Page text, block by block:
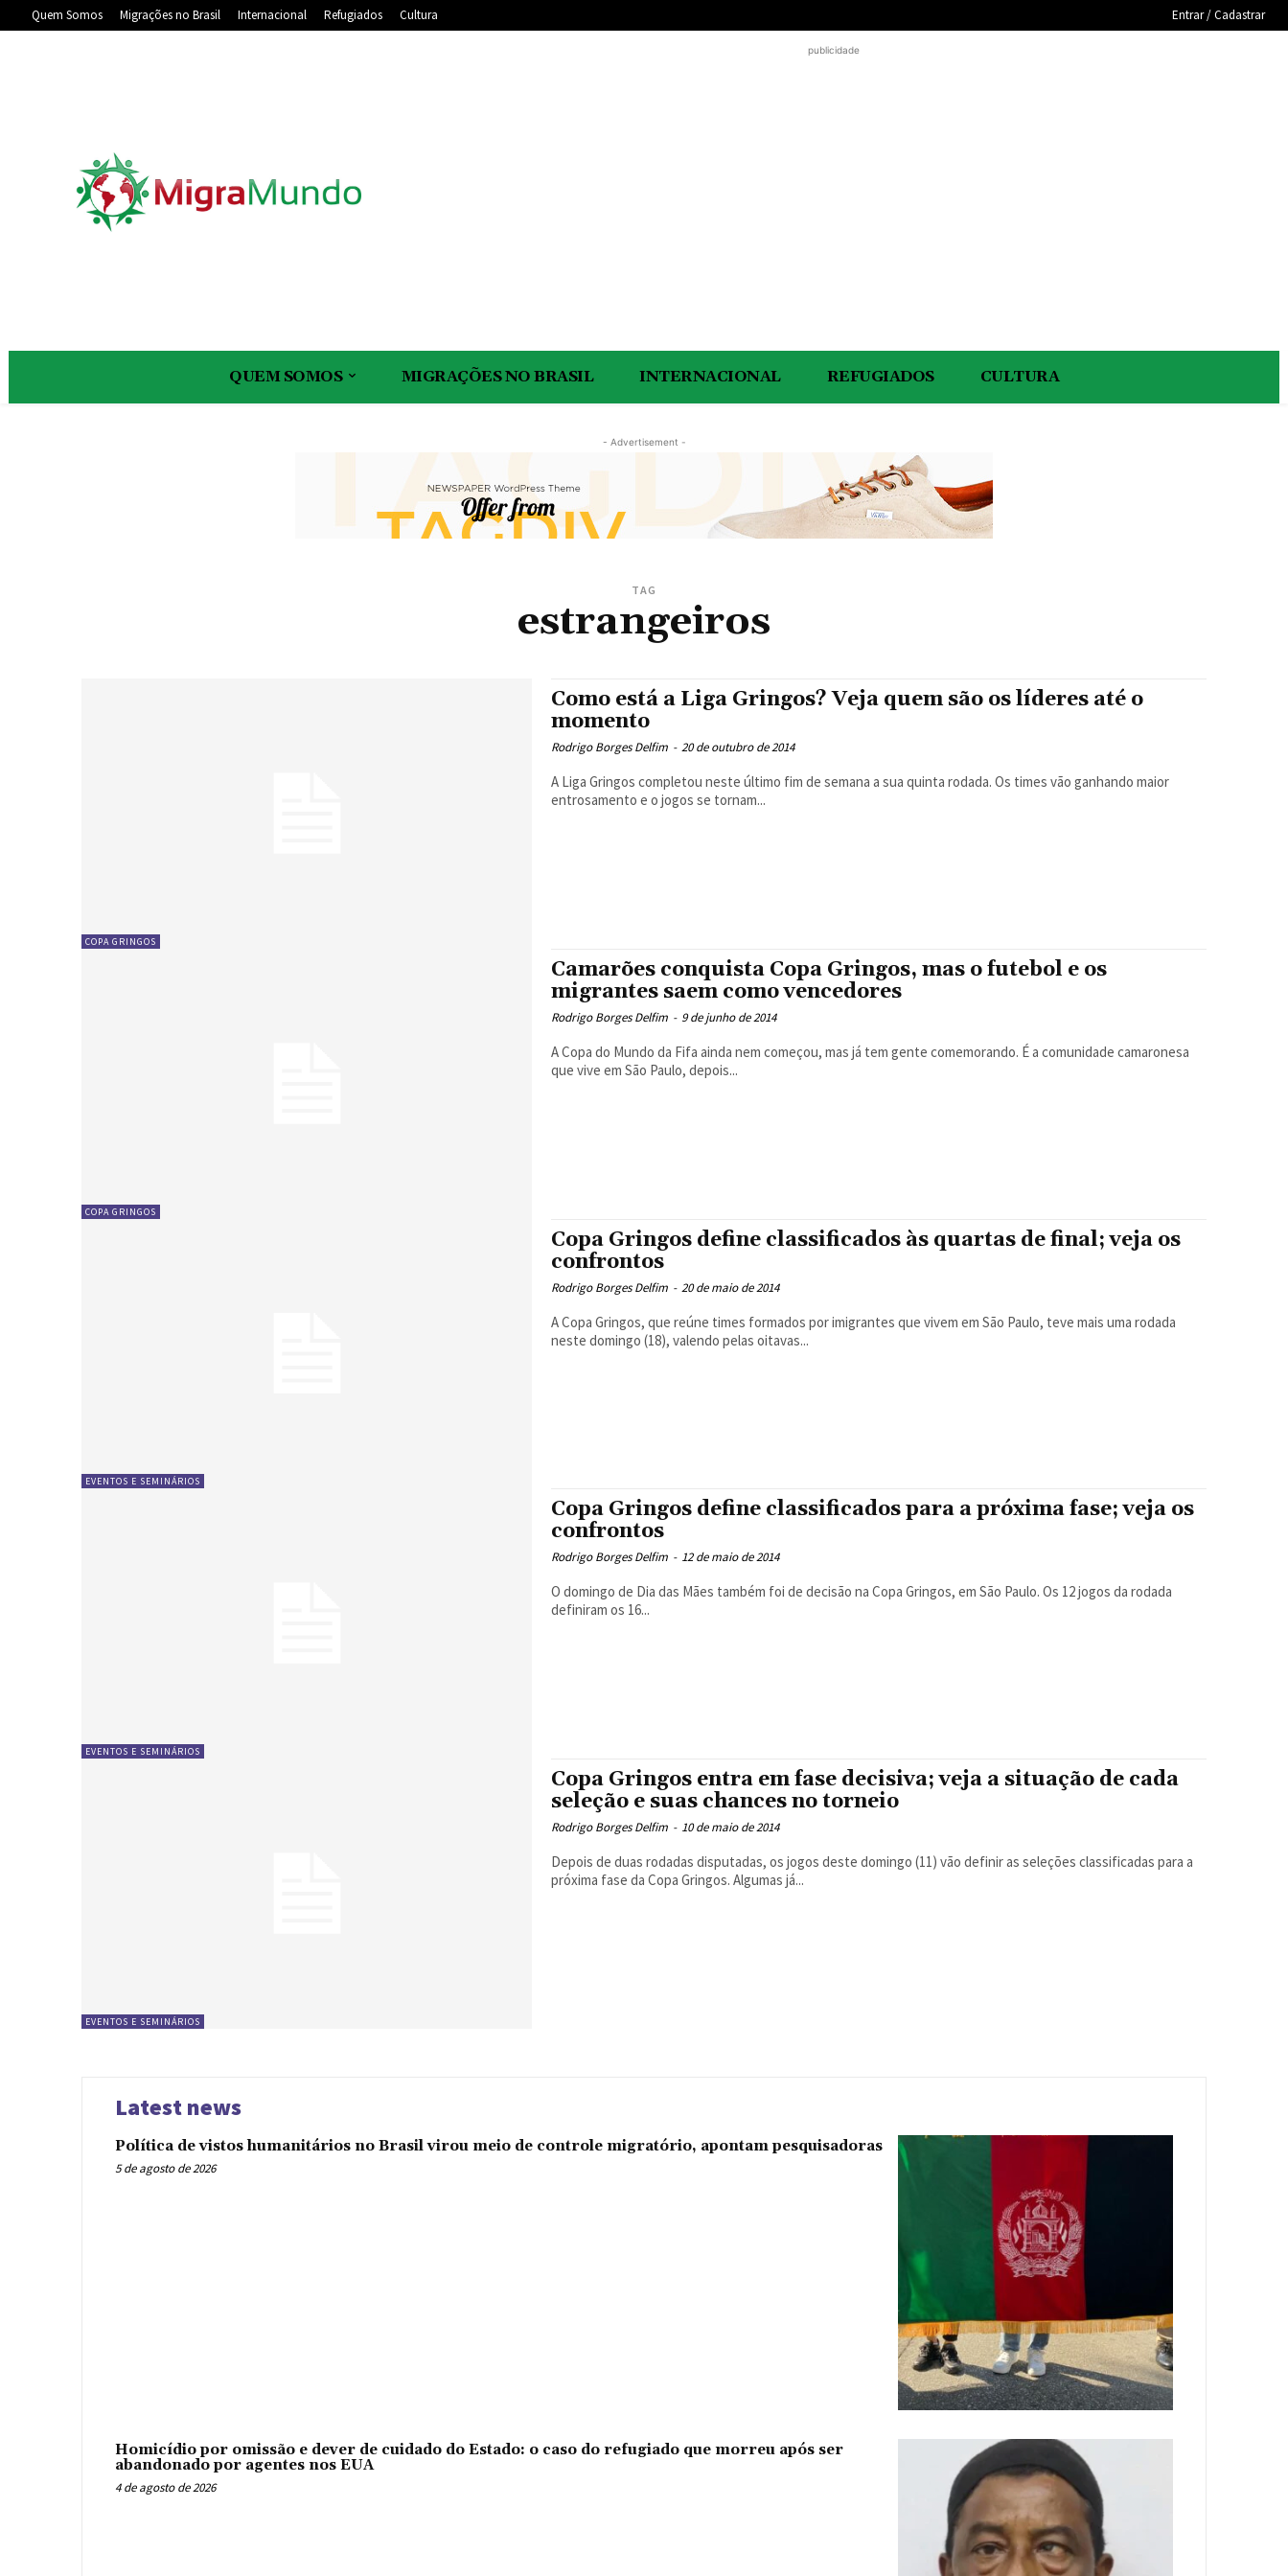
Quem Somos Migrações no Brasil Internacional Refugiados Cultura Entrar / Cadastrar
publicidade
QUEM SOMOS MIGRAÇÕES NO BRASIL INTERNACIONAL REFUGIADOS CULTURA
- Advertisement -
TAG
estrangeiros
COPA GRINGOS
Como está a Liga Gringos? Veja quem são os líderes até o
momento
Rodrigo Borges Delfim - 20 de outubro de 2014
A Liga Gringos completou neste último fim de semana a sua quinta rodada. Os times vão ganhando maior
entrosamento e o jogos se tornam...
COPA GRINGOS
Camarões conquista Copa Gringos, mas o futebol e os
migrantes saem como vencedores
Rodrigo Borges Delfim - 9 de junho de 2014
A Copa do Mundo da Fifa ainda nem começou, mas já tem gente comemorando. É a comunidade camaronesa
que vive em São Paulo, depois...
EVENTOS E SEMINÁRIOS
Copa Gringos define classificados às quartas de final; veja os
confrontos
Rodrigo Borges Delfim - 20 de maio de 2014
A Copa Gringos, que reúne times formados por imigrantes que vivem em São Paulo, teve mais uma rodada
neste domingo (18), valendo pelas oitavas...
EVENTOS E SEMINÁRIOS
Copa Gringos define classificados para a próxima fase; veja os
confrontos
Rodrigo Borges Delfim - 12 de maio de 2014
O domingo de Dia das Mães também foi de decisão na Copa Gringos, em São Paulo. Os 12 jogos da rodada
definiram os 16...
EVENTOS E SEMINÁRIOS
Copa Gringos entra em fase decisiva; veja a situação de cada
seleção e suas chances no torneio
Rodrigo Borges Delfim - 10 de maio de 2014
Depois de duas rodadas disputadas, os jogos deste domingo (11) vão definir as seleções classificadas para a
próxima fase da Copa Gringos. Algumas já...
Latest news
Política de vistos humanitários no Brasil virou meio de controle migratório, apontam pesquisadoras
5 de agosto de 2026
Homicídio por omissão e dever de cuidado do Estado: o caso do refugiado que morreu após ser
abandonado por agentes nos EUA
4 de agosto de 2026